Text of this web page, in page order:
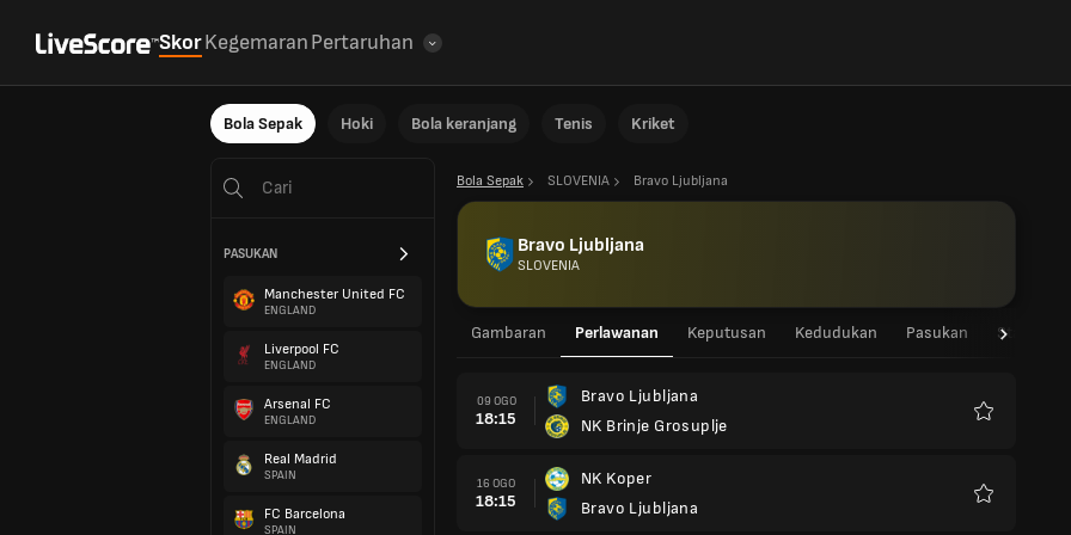
SkorKegemaranPertaruhan
Bola Sepak Hoki Bola keranjang Tenis Kriket
PASUKAN
Manchester United FC
ENGLAND
Liverpool FC
ENGLAND
Arsenal FC
ENGLAND
Real Madrid
SPAIN
FC Barcelona
SPAIN
Bola Sepak SLOVENIA Bravo Ljubljana
Bravo Ljubljana
SLOVENIA
Gambaran Perlawanan Keputusan Kedudukan Pasukan Statistik
09 OGO
18:15
Bravo Ljubljana
NK Brinje Grosuplje
16 OGO
18:15
NK Koper
Bravo Ljubljana